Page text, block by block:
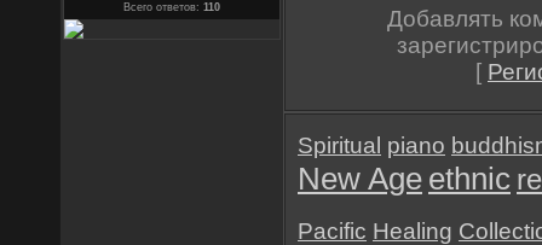
Всего ответов: 110
Добавлять
[
Spiritual piano
New Age ethnic
Pacific Healing